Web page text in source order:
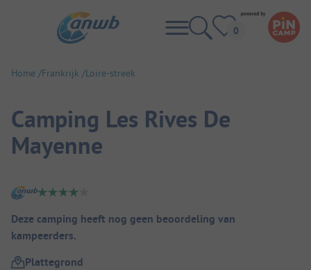
Home Frankrijk Loire-streek
Camping Les Rives De
Mayenne
Camping overzicht
Deze camping heeft nog geen beoordeling van
kampeerders.
Plattegrond